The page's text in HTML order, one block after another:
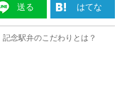
送る はてな
念駅弁のこだわりとは？